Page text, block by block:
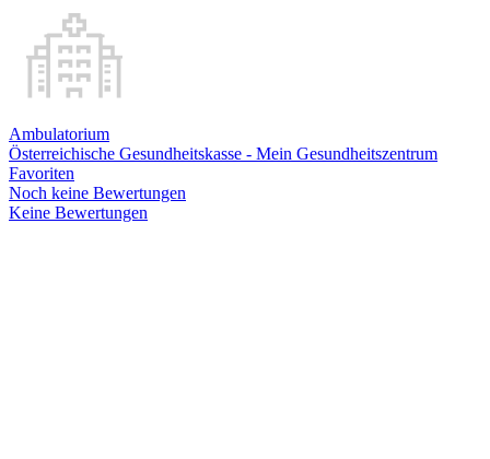
Ambulatorium
Österreichische Gesundheitskasse - Mein Gesundheitszentrum
Favoriten
Noch keine Bewertungen
Keine Bewertungen